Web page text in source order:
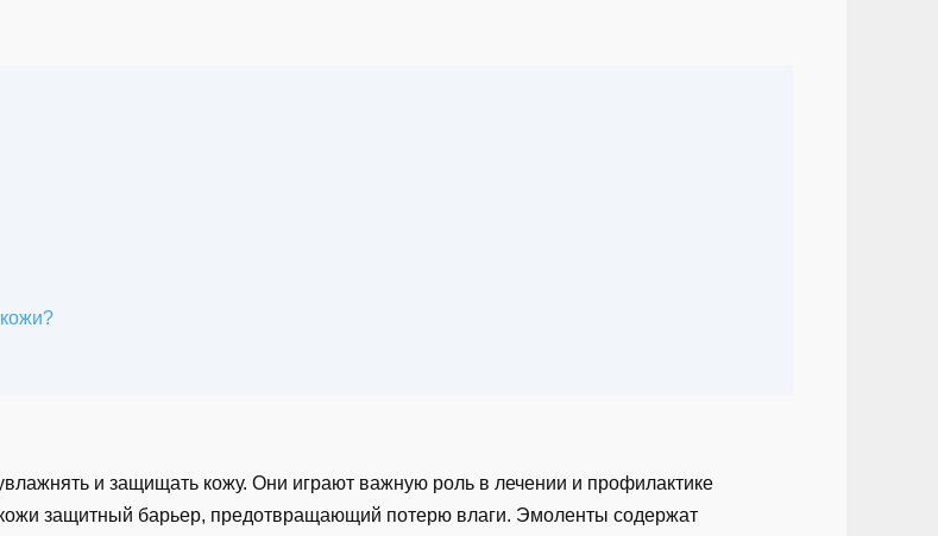
и защищать кожу. Они играют важную роль в лечении и профилактике
кожи защитный барьер, предотвращающий потерю влаги. Эмоленты содержат